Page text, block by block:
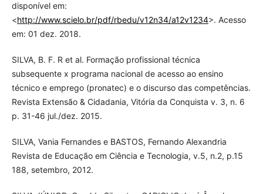
disponível em:
<http://www.scielo.br/pdf/rbedu/v12n34/a12v1234>. Acesso
em: 01 dez. 2018.
SILVA, B. F. R et al. Formação profissional técnica
subsequente x programa nacional de acesso ao ensino
técnico e emprego (pronatec) e o discurso das competências.
Revista Extensão & Cidadania, Vitória da Conquista v. 3, n. 6
p. 31-46 jul./dez. 2015.
SILVA, Vania Fernandes e BASTOS, Fernando Alexandria
Revista de Educação em Ciência e Tecnologia, v.5, n.2, p.15
188, setembro, 2012.